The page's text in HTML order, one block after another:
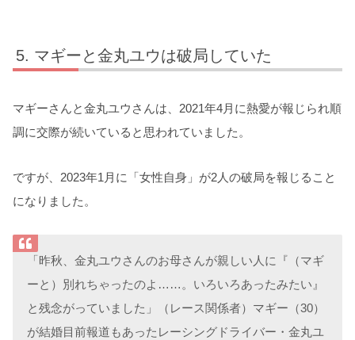
マギーと金丸ユウは破局していた
マギーさんと金丸ユウさんは、2021年4月に熱愛が報じられ順
調に交際が続いていると思われていました。
ですが、2023年1月に「女性自身」が2人の破局を報じること
になりました。
「昨秋、金丸ユウさんのお母さんが親しい人に『（マギ
ーと）別れちゃったのよ……。いろいろあったみたい』
と残念がっていました」（レース関係者）マギー（30）
が結婚目前報道もあったレーシングドライバー・金丸ユ